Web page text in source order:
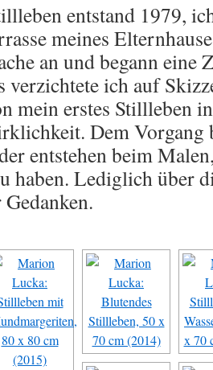
entstand 1979,
meines
an und begann eine
verzichtete ich auf
mein erstes Stillleben
Dem Vorgang
entstehen beim
haben. Lediglich über